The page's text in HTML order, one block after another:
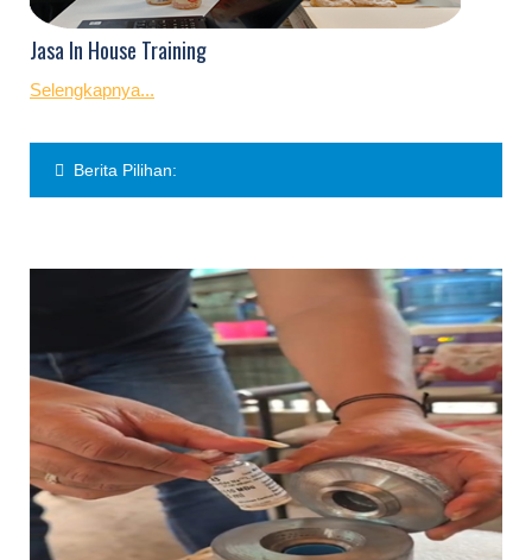
Jasa In House Training
Selengkapnya...
Berita Pilihan: